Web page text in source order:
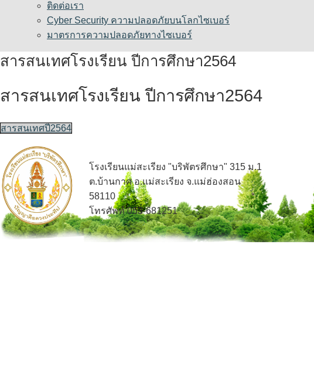
ติดต่อเรา
Cyber Security ความปลอดภัยบนโลกไซเบอร์
มาตรการความปลอดภัยทางไซเบอร์
สารสนเทศโรงเรียน ปีการศึกษา2564
สารสนเทศโรงเรียน ปีการศึกษา2564
สารสนเทศปี2564
โรงเรียนแม่สะเรียง "บริพัตรศึกษา" 315 ม.1
ต.บ้านกาศ อ.แม่สะเรียง จ.แม่ฮ่องสอน
58110
โทรศัพท์ 053-681251